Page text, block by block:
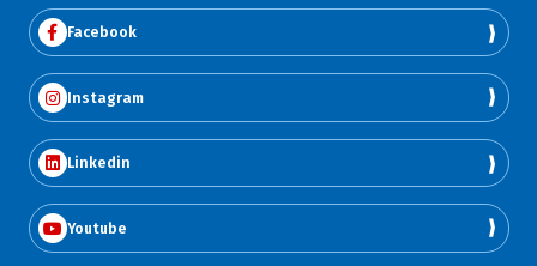
Facebook
Instagram
Linkedin
Youtube